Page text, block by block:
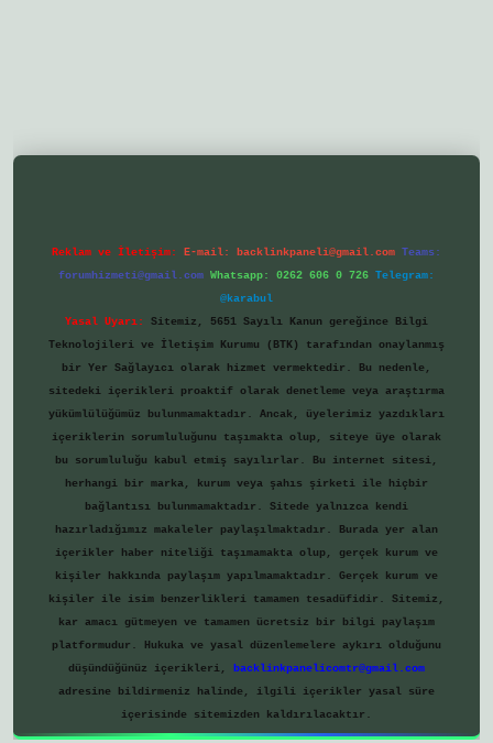
Reklam ve İletişim: E-mail: backlinkpaneli@gmail.com Teams:
forumhizmeti@gmail.com Whatsapp: 0262 606 0 726 Telegram:
@karabul
Yasal Uyarı:
Sitemiz, 5651 Sayılı Kanun gereğince Bilgi
Teknolojileri ve İletişim Kurumu (BTK) tarafından onaylanmış
bir Yer Sağlayıcı olarak hizmet vermektedir. Bu nedenle,
sitedeki içerikleri proaktif olarak denetleme veya araştırma
yükümlülüğümüz bulunmamaktadır. Ancak, üyelerimiz yazdıkları
içeriklerin sorumluluğunu taşımakta olup, siteye üye olarak
bu sorumluluğu kabul etmiş sayılırlar. Bu internet sitesi,
herhangi bir marka, kurum veya şahıs şirketi ile hiçbir
bağlantısı bulunmamaktadır. Sitede yalnızca kendi
hazırladığımız makaleler paylaşılmaktadır. Burada yer alan
içerikler haber niteliği taşımamakta olup, gerçek kurum ve
kişiler hakkında paylaşım yapılmamaktadır. Gerçek kurum ve
kişiler ile isim benzerlikleri tamamen tesadüfidir. Sitemiz,
kar amacı gütmeyen ve tamamen ücretsiz bir bilgi paylaşım
platformudur. Hukuka ve yasal düzenlemelere aykırı olduğunu
düşündüğünüz içerikleri,
backlinkpanelicomtr@gmail.com
adresine bildirmeniz halinde, ilgili içerikler yasal süre
içerisinde sitemizden kaldırılacaktır.